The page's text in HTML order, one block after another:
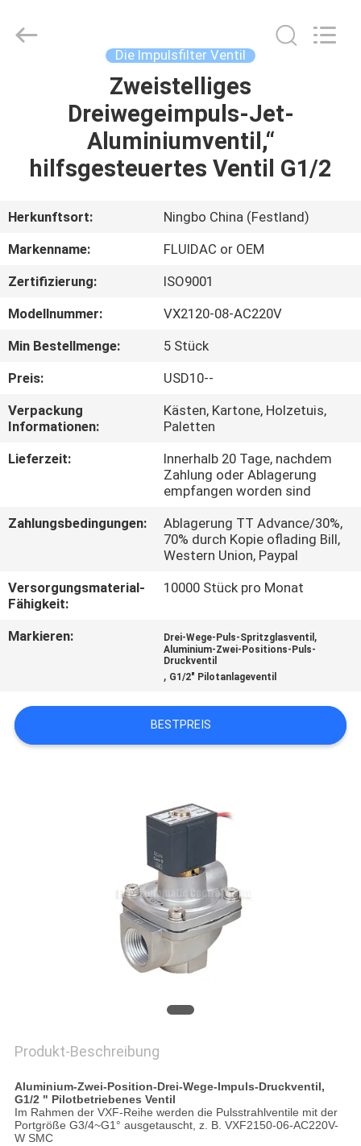
PRODUKTE
ÜBER
FABRIK-
AUSFLUG
QUALITÄTSKONTROLLE
TRETEN
UNS
VERBINDUNG
FORDERN
VR
CONTROL
CO.,LTD.
Die Impulsfilter Ventil
Zweistelliges
Dreiwegeimpuls-Jet-
Aluminiumventil,“
hilfsgesteuertes Ventil G1/2
Herkunftsort:
Ningbo China (Festland)
Markenname:
FLUIDAC or OEM
Zertifizierung:
ISO9001
Modellnummer:
VX2120-08-AC220V
Min Bestellmenge:
5 Stück
Preis:
USD10--
Verpackung
Informationen:
Kästen, Kartone, Holzetuis,
Paletten
Lieferzeit:
Innerhalb 20 Tage, nachdem
Zahlung oder Ablagerung
empfangen worden sind
Zahlungsbedingungen:
Ablagerung TT Advance/30%,
70% durch Kopie oflading Bill,
Western Union, Paypal
Versorgungsmaterial-
Fähigkeit:
10000 Stück pro Monat
Markieren: Drei-Wege-Puls-Spritzglasventil ,
Aluminium-Zwei-Positions-Puls-
Druckventil
, G1/2" Pilotanlageventil
BESTPREIS
Produkt-Beschreibung
Aluminium-Zwei-Position-Drei-Wege-Impuls-Druckventil,
G1/2 " Pilotbetriebenes Ventil
Im Rahmen der VXF-Reihe werden die Pulsstrahlventile mit der
Portgröße G3/4~G1° ausgetauscht, z. B. VXF2150-06-AC220V-
W SMC